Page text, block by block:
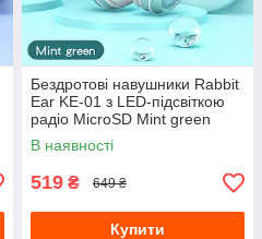
Бездротові навушники Rabbit
Ear KE-01 з LED-підсвіткою
радіо MicroSD Mint green
В наявності
519 ₴ 649 ₴
Купити